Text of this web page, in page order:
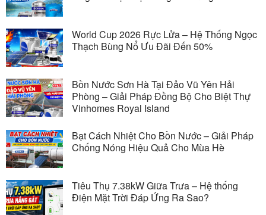
World Cup 2026 Rực Lửa – Hệ Thống Ngọc
Thạch Bùng Nổ Ưu Đãi Đến 50%
Bồn Nước Sơn Hà Tại Đảo Vũ Yên Hải
Phòng – Giải Pháp Đồng Bộ Cho Biệt Thự
Vinhomes Royal Island
Bạt Cách Nhiệt Cho Bồn Nước – Giải Pháp
Chống Nóng Hiệu Quả Cho Mùa Hè
Tiêu Thụ 7.38kW Giữa Trưa – Hệ thống
Điện Mặt Trời Đáp Ứng Ra Sao?